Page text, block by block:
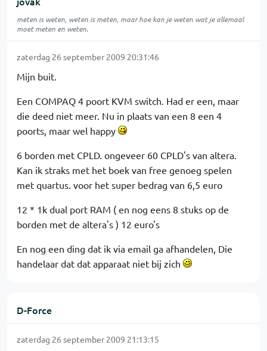
meten is weten, weten is meten, maar hoe kan je weten wat je allemaal
moet meten en weten.
zaterdag 26 september 2009 20:31:46
Mijn buit.
Een COMPAQ 4 poort KVM switch. Had er een, maar
die deed niet meer. Nu in plaats van een 8 een 4
poorts, maar wel happy
6 borden met CPLD. ongeveer 60 CPLD's van altera.
Kan ik straks met het boek van free genoeg spelen
met quartus. voor het super bedrag van 6,5 euro
12 * 1k dual port RAM ( en nog eens 8 stuks op de
borden met de altera's ) 12 euro's
En nog een ding dat ik via email ga afhandelen, Die
handelaar dat dat apparaat niet bij zich
D-Force
zaterdag 26 september 2009 21:13:15